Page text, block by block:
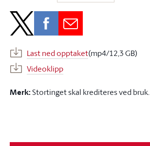
Last ned opptaket(mp4/12,3 GB)
Videoklipp
Merk:Stortinget skal krediteres ved bruk.